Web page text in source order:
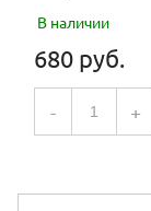
В наличии
680 руб.
- +